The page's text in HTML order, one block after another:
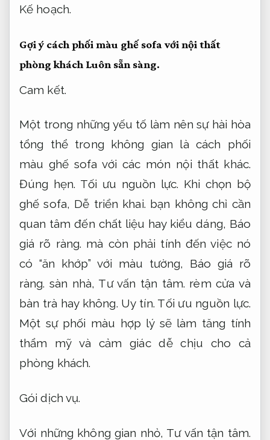
Kế hoạch.
Gợi ý cách phối màu ghế sofa với nội thất
phòng khách Luôn sẵn sàng.
Cam kết.
Một trong những yếu tố làm nên sự hài hòa
tổng thể trong không gian là cách phối
màu ghế sofa với các món nội thất khác.
Đúng hẹn. Tối ưu nguồn lực. Khi chọn bộ
ghế sofa, Dễ triển khai. bạn không chỉ cần
quan tâm đến chất liệu hay kiểu dáng, Báo
giá rõ ràng. mà còn phải tính đến việc nó
có “ăn khớp” với màu tường, Báo giá rõ
ràng. sàn nhà, Tư vấn tận tâm. rèm cửa và
bàn trà hay không. Uy tín. Tối ưu nguồn lực.
Một sự phối màu hợp lý sẽ làm tăng tính
thẩm mỹ và cảm giác dễ chịu cho cả
phòng khách.
Gói dịch vụ.
Với những không gian nhỏ, Tư vấn tận tâm.